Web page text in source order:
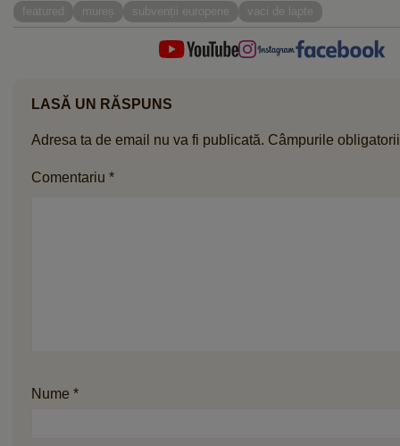
featured mureș subvenții europene vaci de lapte
LASĂ UN RĂSPUNS
Adresa ta de email nu va fi publicată. Câmpurile
Comentariu *
Nume *